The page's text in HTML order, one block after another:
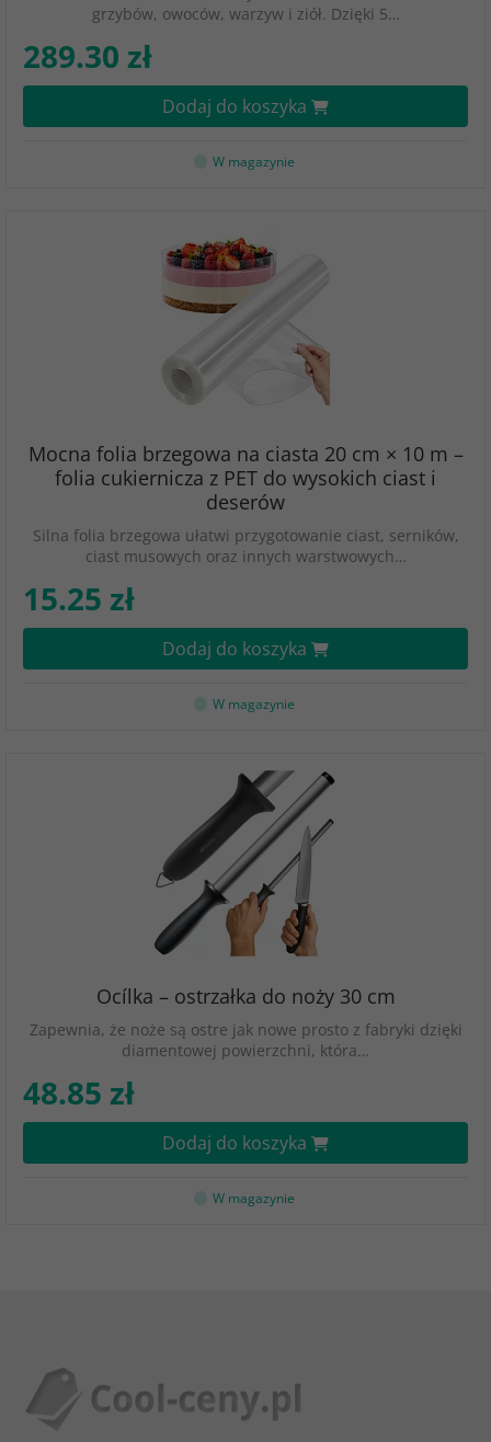
grzybów, owoców, warzyw i ziół. Dzięki 5…
289.30 zł
Dodaj do koszyka
W magazynie
Mocna folia brzegowa na ciasta 20 cm × 10 m –
folia cukiernicza z PET do wysokich ciast i
deserów
Silna folia brzegowa ułatwi przygotowanie ciast, serników,
ciast musowych oraz innych warstwowych…
15.25 zł
Dodaj do koszyka
W magazynie
Ocílka – ostrzałka do noży 30 cm
Zapewnia, że noże są ostre jak nowe prosto z fabryki dzięki
diamentowej powierzchni, która…
48.85 zł
Dodaj do koszyka
W magazynie